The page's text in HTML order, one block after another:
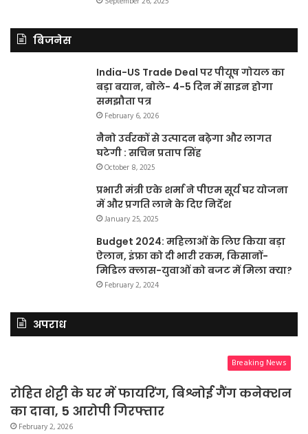
बिजनेस
India-US Trade Deal पर पीयूष गोयल का
बड़ा बयान, बोले- 4-5 दिन में साइन होगा
समझौता पत्र
February 6, 2026
नैनो उर्वरकों से उत्पादन बढ़ेगा और लागत
घटेगी : सचिन प्रताप सिंह
October 8, 2025
प्रभारी मंत्री एके शर्मा ने पीएम सूर्य घर योजना
में और प्रगति लाने के दिए निर्देश
January 25, 2025
Budget 2024: महिलाओं के लिए किया बड़ा
ऐलान, इंफ्रा को दी भारी रकम, किसानों-
मिडिल क्लास-युवाओं को बजट में मिला क्या?
February 2, 2024
अपराध
Breaking News
रोहित शेट्टी के घर में फायरिंग, बिश्नोई गैंग कनेक्शन
का दावा, 5 आरोपी गिरफ्तार
February 2, 2026